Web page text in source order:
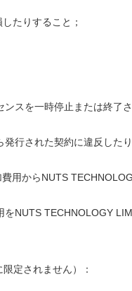
たりすること；
スを一時停止または終了
行された契約に違反した
用からNUTS
NUTS TECHNOLOGY
定されません）：